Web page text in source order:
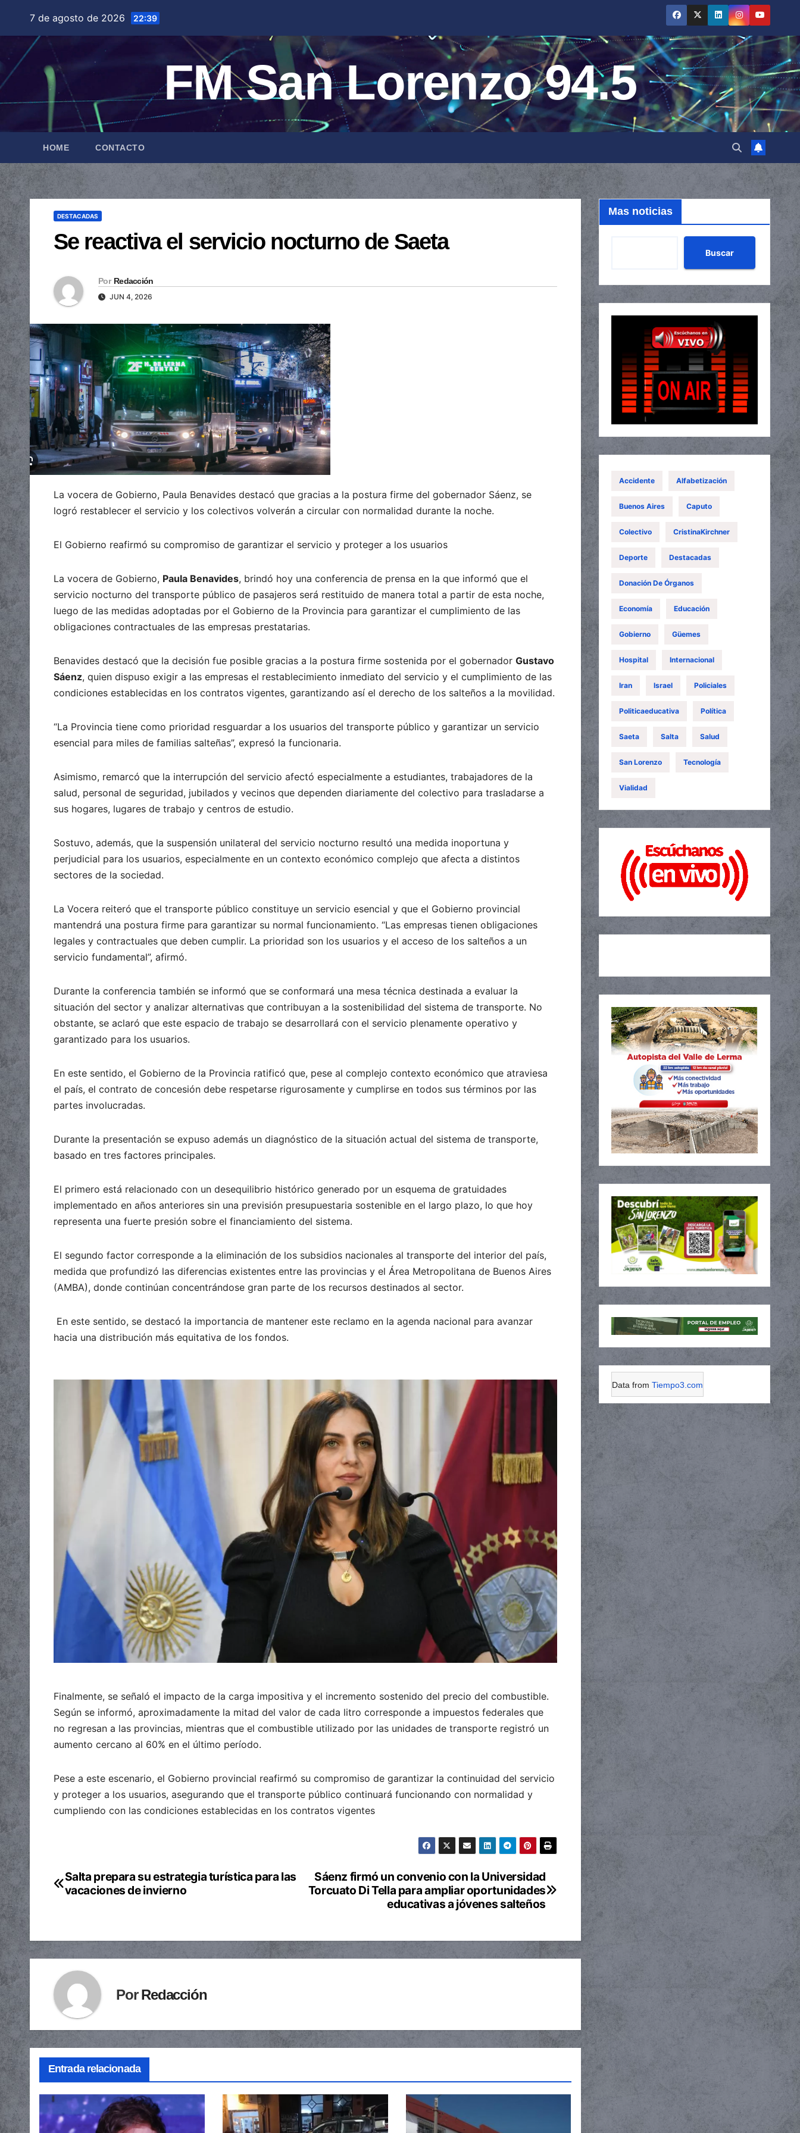
contenido
7 de agosto de 2026 22:39
FM San Lorenzo 94.5
HOME CONTACTO
DESTACADAS
Se reactiva el servicio nocturno de Saeta
Por Redacción
JUN 4, 2026
La vocera de Gobierno, Paula Benavides destacó que gracias a la postura firme del gobernador Sáenz, se
logró restablecer el servicio y los colectivos volverán a circular con normalidad durante la noche.
El Gobierno reafirmó su compromiso de garantizar el servicio y proteger a los usuarios
La vocera de Gobierno, Paula Benavides, brindó hoy una conferencia de prensa en la que informó que el
servicio nocturno del transporte público de pasajeros será restituido de manera total a partir de esta noche,
luego de las medidas adoptadas por el Gobierno de la Provincia para garantizar el cumplimiento de las
obligaciones contractuales de las empresas prestatarias.
Benavides destacó que la decisión fue posible gracias a la postura firme sostenida por el gobernador Gustavo
Sáenz, quien dispuso exigir a las empresas el restablecimiento inmediato del servicio y el cumplimiento de las
condiciones establecidas en los contratos vigentes, garantizando así el derecho de los salteños a la movilidad.
“La Provincia tiene como prioridad resguardar a los usuarios del transporte público y garantizar un servicio
esencial para miles de familias salteñas”, expresó la funcionaria.
Asimismo, remarcó que la interrupción del servicio afectó especialmente a estudiantes, trabajadores de la
salud, personal de seguridad, jubilados y vecinos que dependen diariamente del colectivo para trasladarse a
sus hogares, lugares de trabajo y centros de estudio.
Sostuvo, además, que la suspensión unilateral del servicio nocturno resultó una medida inoportuna y
perjudicial para los usuarios, especialmente en un contexto económico complejo que afecta a distintos
sectores de la sociedad.
La Vocera reiteró que el transporte público constituye un servicio esencial y que el Gobierno provincial
mantendrá una postura firme para garantizar su normal funcionamiento. “Las empresas tienen obligaciones
legales y contractuales que deben cumplir. La prioridad son los usuarios y el acceso de los salteños a un
servicio fundamental”, afirmó.
Durante la conferencia también se informó que se conformará una mesa técnica destinada a evaluar la
situación del sector y analizar alternativas que contribuyan a la sostenibilidad del sistema de transporte. No
obstante, se aclaró que este espacio de trabajo se desarrollará con el servicio plenamente operativo y
garantizado para los usuarios.
En este sentido, el Gobierno de la Provincia ratificó que, pese al complejo contexto económico que atraviesa
el país, el contrato de concesión debe respetarse rigurosamente y cumplirse en todos sus términos por las
partes involucradas.
Durante la presentación se expuso además un diagnóstico de la situación actual del sistema de transporte,
basado en tres factores principales.
El primero está relacionado con un desequilibrio histórico generado por un esquema de gratuidades
implementado en años anteriores sin una previsión presupuestaria sostenible en el largo plazo, lo que hoy
representa una fuerte presión sobre el financiamiento del sistema.
El segundo factor corresponde a la eliminación de los subsidios nacionales al transporte del interior del país,
medida que profundizó las diferencias existentes entre las provincias y el Área Metropolitana de Buenos Aires
(AMBA), donde continúan concentrándose gran parte de los recursos destinados al sector.
En este sentido, se destacó la importancia de mantener este reclamo en la agenda nacional para avanzar
hacia una distribución más equitativa de los fondos.
Finalmente, se señaló el impacto de la carga impositiva y el incremento sostenido del precio del combustible.
Según se informó, aproximadamente la mitad del valor de cada litro corresponde a impuestos federales que
no regresan a las provincias, mientras que el combustible utilizado por las unidades de transporte registró un
aumento cercano al 60% en el último período.
Pese a este escenario, el Gobierno provincial reafirmó su compromiso de garantizar la continuidad del servicio
y proteger a los usuarios, asegurando que el transporte público continuará funcionando con normalidad y
cumpliendo con las condiciones establecidas en los contratos vigentes
Navegación
Sáenz firmó un convenio con la Universidad
Torcuato Di Tella para ampliar oportunidades
educativas a jóvenes salteños
Salta prepara su estrategia turística para las
vacaciones de invierno
PorRedacción
Entrada relacionada
Mas noticias
Buscar
Accidente Alfabetización
Buenos Aires Caputo
Colectivo CristinaKirchner
Deporte Destacadas
Donación De Órganos
Economía Educación
Gobierno Güemes
Hospital Internacional
Iran Israel Policiales
Politicaeducativa Política
Saeta Salta Salud
San Lorenzo Tecnología
Vialidad
Data from Tiempo3.com